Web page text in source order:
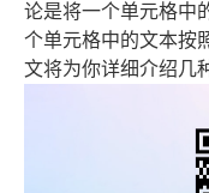
论是将一个单元格中
个单元格中的文本按
文将为你详细介绍几